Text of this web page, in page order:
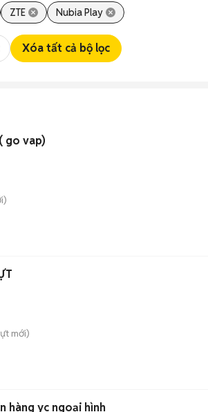
ZTE Nubia Play
Xóa tất cả bộ lọc
go vap)
mới)
Live bán hàng yc ngoại hình